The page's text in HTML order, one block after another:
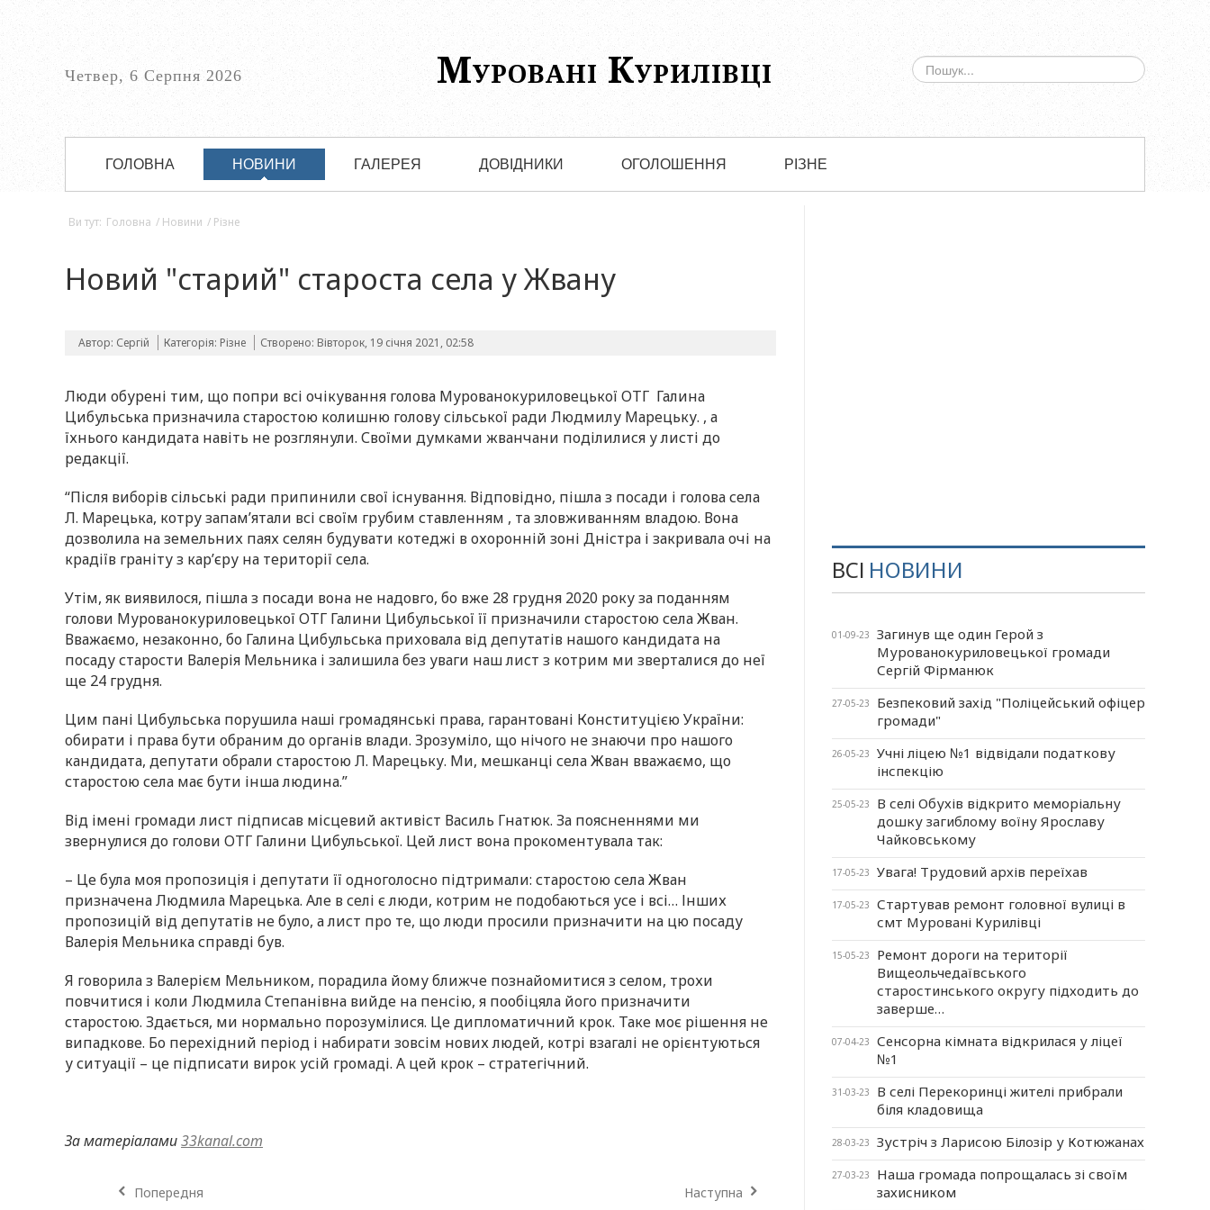
Четвер, 6 Серпня 2026 Муровані Курилівці ПОШУК...
ГОЛОВНА НОВИНИ ГАЛЕРЕЯ ДОВІДНИКИ ОГОЛОШЕННЯ РІЗНЕ
Ви тут: Головна / Новини / Різне
Новий "старий" староста села у Жвану
Автор: Сергій Категорія: Різне Створено: Вівторок, 19 січня 2021, 02:58
Люди обурені тим, що попри всі очікування голова Мурованокуриловецької ОТГ Галина
Цибульська призначила старостою колишню голову сільської ради Людмилу Марецьку. , а
їхнього кандидата навіть не розглянули. Своїми думками жванчани поділилися у листі до
редакції.
“Після виборів сільські ради припинили свої існування. Відповідно, пішла з посади і голова села
Л. Марецька, котру запам’ятали всі своїм грубим ставленням , та зловживанням владою. Вона
дозволила на земельних паях селян будувати котеджі в охоронній зоні Дністра і закривала очі на
крадіїв граніту з кар’єру на території села.
Утім, як виявилося, пішла з посади вона не надовго, бо вже 28 грудня 2020 року за поданням
голови Мурованокуриловецької ОТГ Галини Цибульської її призначили старостою села Жван.
Вважаємо, незаконно, бо Галина Цибульська приховала від депутатів нашого кандидата на
посаду старости Валерія Мельника і залишила без уваги наш лист з котрим ми зверталися до неї
ще 24 грудня.
Цим пані Цибульська порушила наші громадянські права, гарантовані Конституцією України:
обирати і права бути обраним до органів влади. Зрозуміло, що нічого не знаючи про нашого
кандидата, депутати обрали старостою Л. Марецьку. Ми, мешканці села Жван вважаємо, що
старостою села має бути інша людина.”
Від імені громади лист підписав місцевий активіст Василь Гнатюк. За поясненнями ми
звернулися до голови ОТГ Галини Цибульської. Цей лист вона прокоментувала так:
– Це була моя пропозиція і депутати її одноголосно підтримали: старостою села Жван
призначена Людмила Марецька. Але в селі є люди, котрим не подобаються усе і всі… Інших
пропозицій від депутатів не було, а лист про те, що люди просили призначити на цю посаду
Валерія Мельника справді був.
Я говорила з Валерієм Мельником, порадила йому ближче познайомитися з селом, трохи
повчитися і коли Людмила Степанівна вийде на пенсію, я пообіцяла його призначити
старостою. Здається, ми нормально порозумілися. Це дипломатичний крок. Таке моє рішення не
випадкове. Бо перехідний період і набирати зовсім нових людей, котрі взагалі не орієнтуються
у ситуації – це підписати вирок усій громаді. А цей крок – стратегічний.
За матеріалами33kanal.com
Попередня Наступна
ВСІ НОВИНИ
01-09-23
Загинув ще один Герой з
Мурованокуриловецької громади
Сергій Фірманюк
27-05-23
Безпековий захід "Поліцейський офіцер
громади"
26-05-23
Учні ліцею №1 відвідали податкову
інспекцію
25-05-23
В селі Обухів відкрито меморіальну
дошку загиблому воїну Ярославу
Чайковському
17-05-23 Увага! Трудовий архів переїхав
17-05-23
Стартував ремонт головної вулиці в
смт Муровані Курилівці
15-05-23
Ремонт дороги на території
Вищеольчедаївського
старостинського округу підходить до
заверше…
07-04-23
Сенсорна кімната відкрилася у ліцеї
№1
31-03-23
В селі Перекоринці жителі прибрали
біля кладовища
28-03-23 Зустріч з Ларисою Білозір у Котюжанах
27-03-23
Наша громада попрощалась зі своїм
захисником